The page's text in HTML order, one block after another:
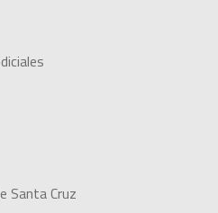
Santa Cruz